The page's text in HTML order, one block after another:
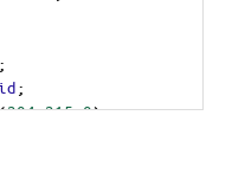
;
;
204,215,0);